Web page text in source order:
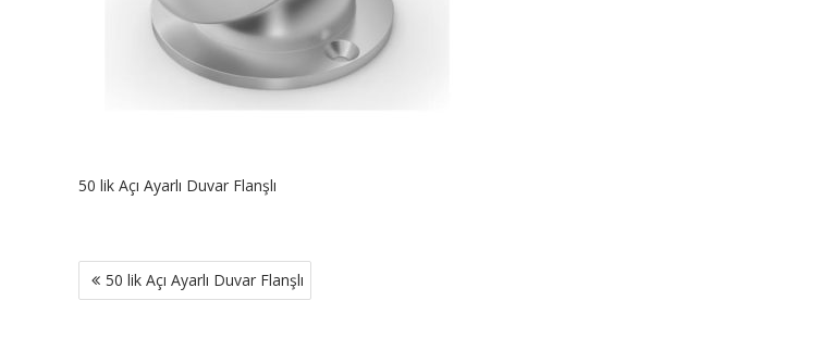
50 lik Açı Ayarlı Duvar Flanşlı
Yazı
gezinmesi
50 lik Açı Ayarlı Duvar Flanşlı